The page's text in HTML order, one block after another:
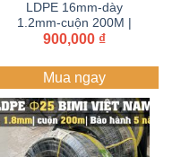
LDPE 16mm-dày
1.2mm-cuộn 200M |
ống, dây tưới PE BIMI
năm
900,000 ₫
Mua ngay